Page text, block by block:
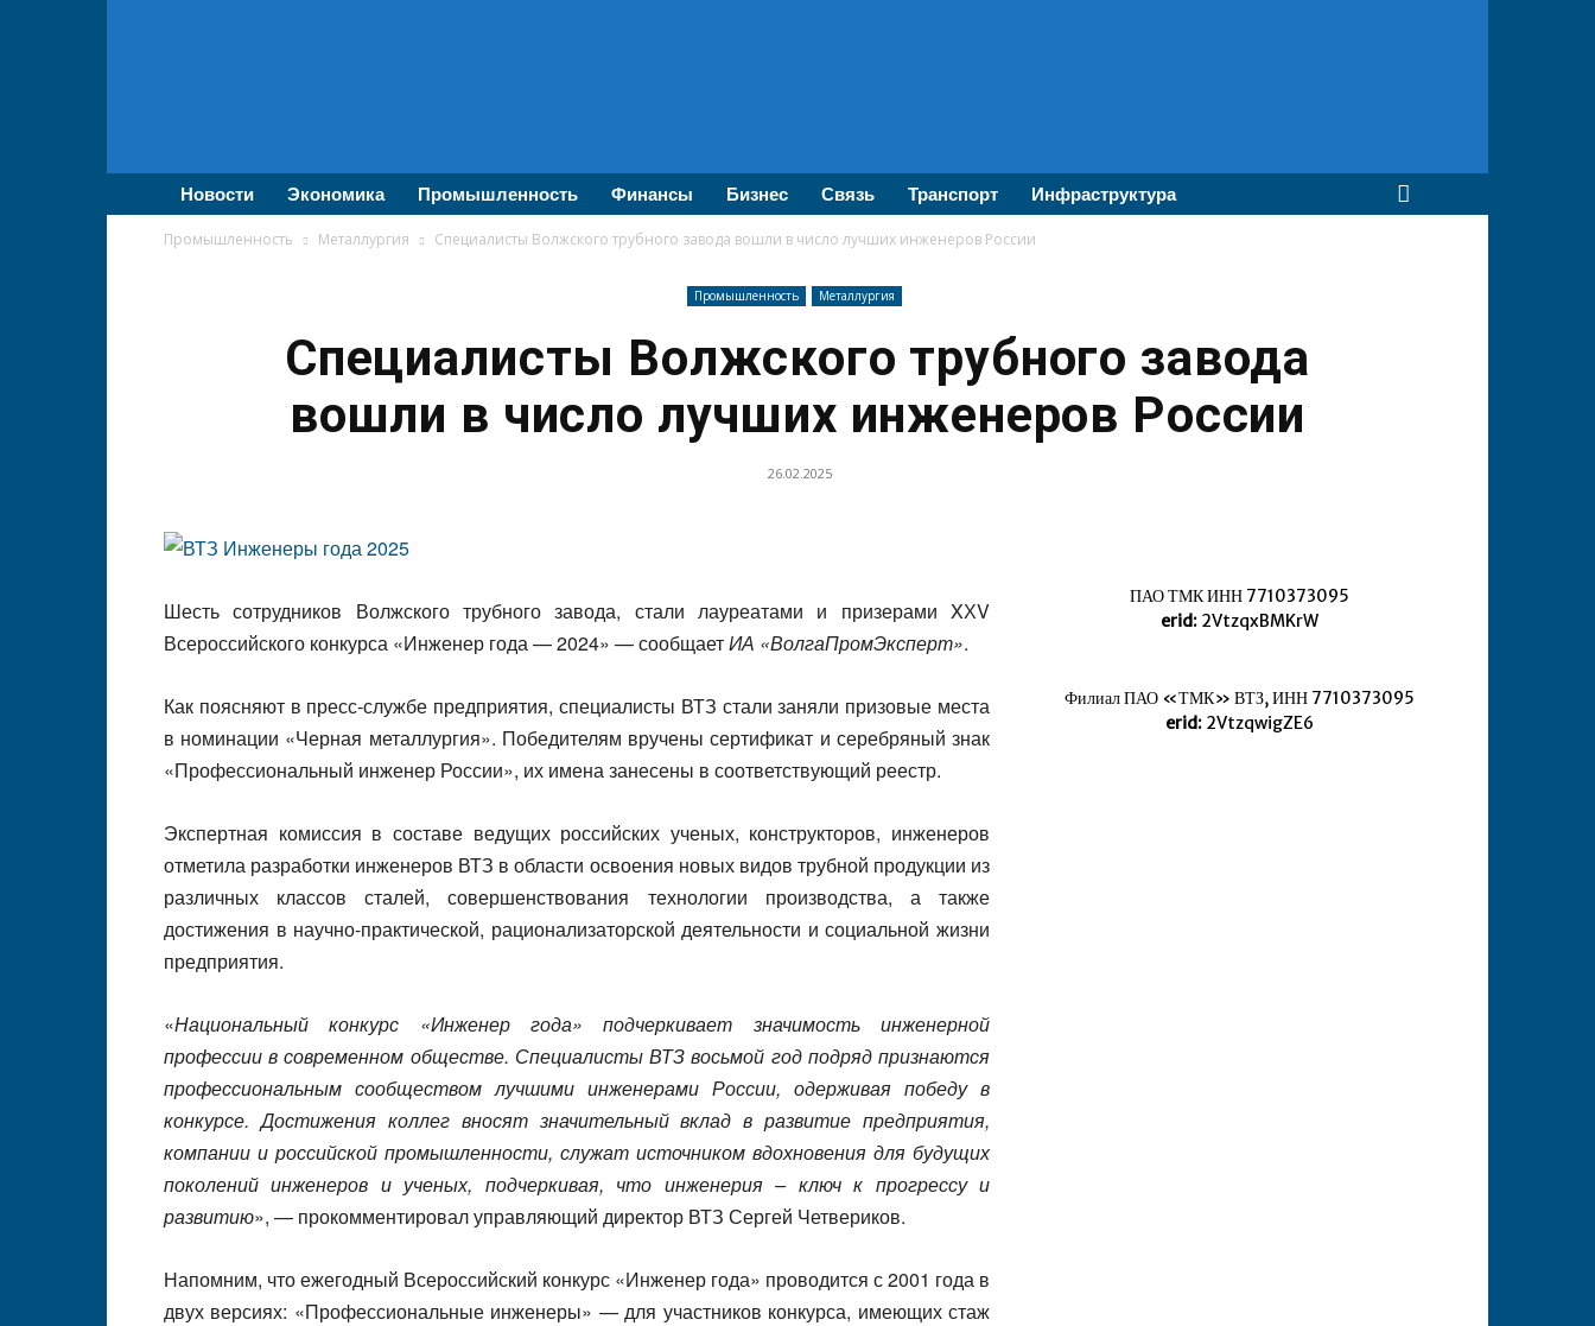
бизнеса
Новости Экономика Промышленность Финансы Бизнес Связь Транспорт Инфраструктура
Промышленность Металлургия Специалисты Волжского трубного завода вошли в число лучших инженеров России
Промышленность Металлургия
Специалисты Волжского трубного завода
вошли в число лучших инженеров России
26.02.2025
Шесть сотрудников Волжского трубного завода, стали лауреатами и призерами XХV
Всероссийского конкурса «Инженер года — 2024» — сообщаетИА «ВолгаПромЭксперт».
Как поясняют в пресс-службе предприятия, специалисты ВТЗ стали заняли призовые места
в номинации «Черная металлургия». Победителям вручены сертификат и серебряный знак
«Профессиональный инженер России», их имена занесены в соответствующий реестр.
Экспертная комиссия в составе ведущих российских ученых, конструкторов, инженеров
отметила разработки инженеров ВТЗ в области освоения новых видов трубной продукции из
различных классов сталей, совершенствования технологии производства, а также
достижения в научно-практической, рационализаторской деятельности и социальной жизни
предприятия.
«Национальный конкурс «Инженер года» подчеркивает значимость инженерной
профессии в современном обществе. Специалисты ВТЗ восьмой год подряд признаются
профессиональным сообществом лучшими инженерами России, одерживая победу в
конкурсе. Достижения коллег вносят значительный вклад в развитие предприятия,
компании и российской промышленности, служат источником вдохновения для будущих
поколений инженеров и ученых, подчеркивая, что инженерия – ключ к прогрессу и
развитию», — прокомментировал управляющий директор ВТЗ Сергей Четвериков.
Напомним, что ежегодный Всероссийский конкурс «Инженер года» проводится с 2001 года в
двух версиях: «Профессиональные инженеры» — для участников конкурса, имеющих стаж
ПАО ТМК ИНН 7710373095
erid:2VtzqxBMKrW
Филиал ПАО «ТМК» ВТЗ, ИНН 7710373095
erid:2VtzqwigZE6